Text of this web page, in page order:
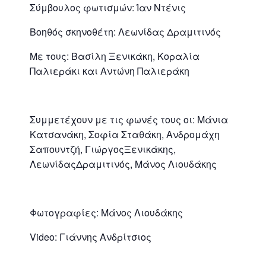
Σύμβουλος φωτισμών: Ίαν Ντένις
Βοηθός σκηνοθέτη: Λεωνίδας Δραμιτινός
Με τους: Βασίλη Ξενικάκη, Κοραλία
Παλιεράκι και Αντώνη Παλιεράκη
Συμμετέχουν με τις φωνές τους οι: Μάνια
Κατσανάκη, Σοφία Σταθάκη, Ανδρομάχη
Σαπουντζή, ΓιώργοςΞενικάκης,
ΛεωνίδαςΔραμιτινός, Μάνος Λιουδάκης
Φωτογραφίες: Μάνος Λιουδάκης
Video: Γιάννης Ανδρίτσιος